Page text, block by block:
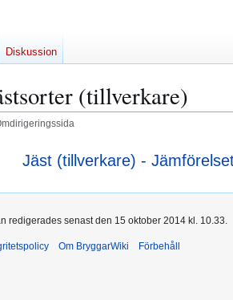
(tillverkare)
till:
Jäst (tillverkare) -
Diskussion
redigerades senast den 15 oktober 2014 kl. 10.33.
Om BryggarWiki Förbehåll